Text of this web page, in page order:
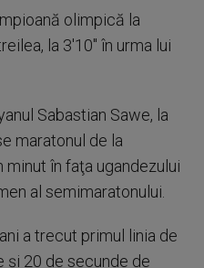
olimpică la
la 3'10'' în urma lui
Sabastian Sawe, la
maratonul de la
minut în faţa ugandezului
al semimaratonului.
a trecut primul linia de
şi 20 de secunde de